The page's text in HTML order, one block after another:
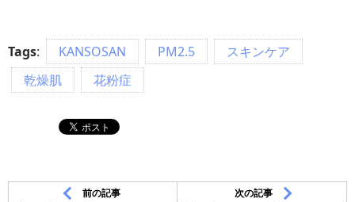
Tags: KANSOSAN PM2.5
スキンケア
乾燥肌
花粉症
前の記事 次の記事